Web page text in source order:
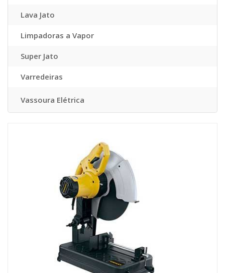
Lava Jato
Limpadoras a Vapor
Super Jato
Varredeiras
Vassoura Elétrica